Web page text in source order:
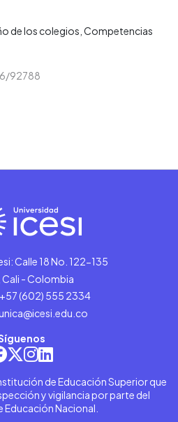
de los colegios Competencias
92788
Calle 18 No. 122-135
Cali - Colombia
(602) 555 2334
de Educación Superior que
y vigilancia por parte del
Educación Nacional.